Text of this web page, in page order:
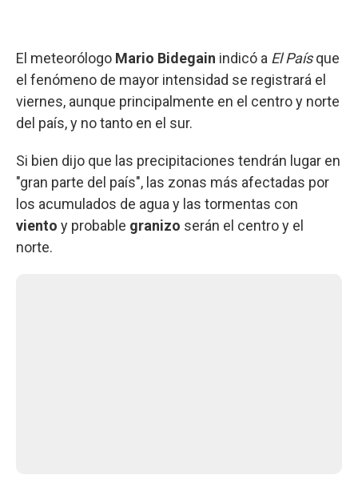
El meteorólogo Mario Bidegain indicó a El Paísque
el fenómeno de mayor intensidad se registrará el
viernes, aunque principalmente en el centro y norte
del país, y no tanto en el sur.
Si bien dijo que las precipitaciones tendrán lugar en
"gran parte del país", las zonas más afectadas por
los acumulados de agua y las tormentas con
viento y probable granizo serán el centro y el
norte.